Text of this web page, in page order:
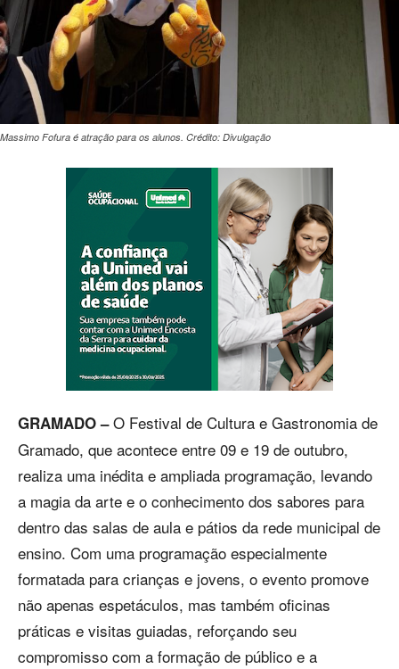
Massimo Fofura é atração para os alunos. Crédito: Divulgação
GRAMADO –O Festival de Cultura e Gastronomia de
Gramado, que acontece entre 09 e 19 de outubro,
realiza uma inédita e ampliada programação, levando
a magia da arte e o conhecimento dos sabores para
dentro das salas de aula e pátios da rede municipal de
ensino. Com uma programação especialmente
formatada para crianças e jovens, o evento promove
não apenas espetáculos, mas também oficinas
práticas e visitas guiadas, reforçando seu
compromisso com a formação de público e a